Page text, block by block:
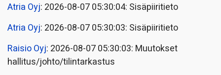
Atria Oyj: 2026-08-07 05:30:04: Sisäpiiritieto
Atria Oyj: 2026-08-07 05:30:03: Sisäpiiritieto
Raisio Oyj: 2026-08-07 05:30:03: Muutokset
hallitus/johto/tilintarkastus